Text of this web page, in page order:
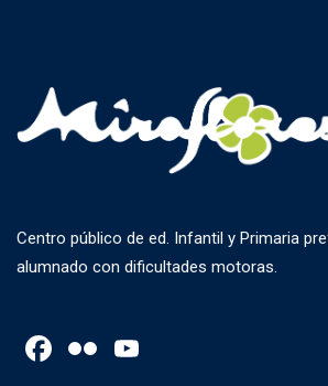
Centro público de ed. Infantil y Primaria
alumnado con dificultades motoras.
Facebook
Flickr